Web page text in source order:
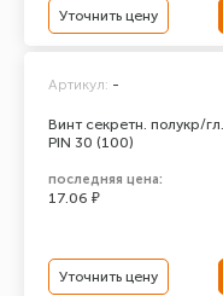
Уточнить цену
Винт секретн. полукр/
PIN 30 (100)
Артикул: -
последняя цена:
17.06 ₽
Уточнить цену